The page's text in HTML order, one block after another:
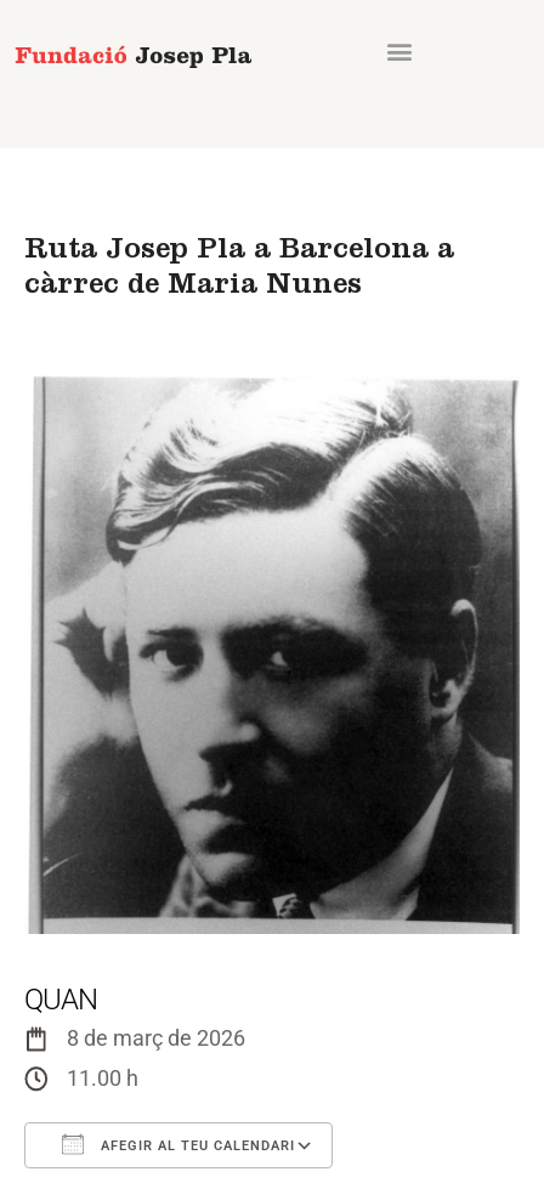
al
Ruta Josep Pla a Barcelona a
càrrec de Maria Nunes
QUAN
8 de març de 2026
11.00 h
AFEGIR AL TEU CALENDARI